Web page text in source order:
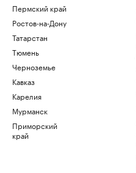
Пермский край
Ростов-на-Дону
Татарстан
Тюмень
Черноземье
Кавказ
Карелия
Мурманск
Приморский
край